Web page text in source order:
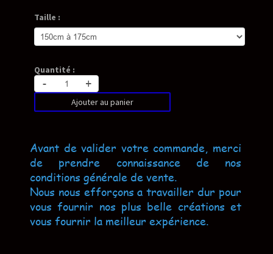
Taille :
Quantité :
- +
Ajouter au panier
Avant de valider votre commande, merci
de prendre connaissance de nos
conditions générale de vente.
Nous nous efforçons a travailler dur pour
vous fournir nos plus belle créations et
vous fournir la meilleur expérience.